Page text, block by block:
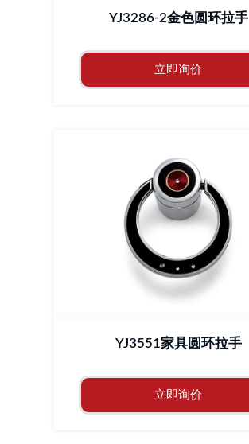
YJ3286-2金色圆环拉手
立即询价
YJ3551家具圆环拉手
立即询价